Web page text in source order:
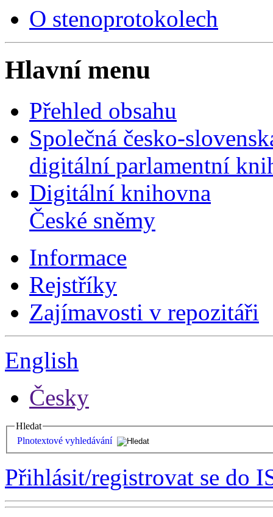
O stenoprotokolech
Hlavní menu
Přehled obsahu
Společná česko-
digitální parlamentní
Digitální knihovna
České sněmy
Informace
Rejstříky
Zajímavosti v repozitáři
English
Česky
Hledat
Plnotextové vyhledávání
Přihlásit/registrovat se do